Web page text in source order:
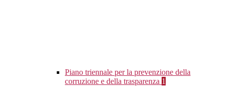
Piano triennale per la prevenzione della
corruzione e della trasparenza 1